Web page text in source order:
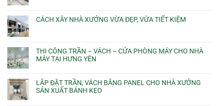
CÁCH XÂY NHÀ XƯỞNG VỪA ĐẸP, VỪA TIẾT KIỆM
THI CÔNG TRẦN – VÁCH – CỬA PHÒNG MÁY CHO NHÀ
MÁY TẠI HƯNG YÊN
LẮP ĐẶT TRẦN, VÁCH BẰNG PANEL CHO NHÀ XƯỞNG
SẢN XUẤT BÁNH KẸO